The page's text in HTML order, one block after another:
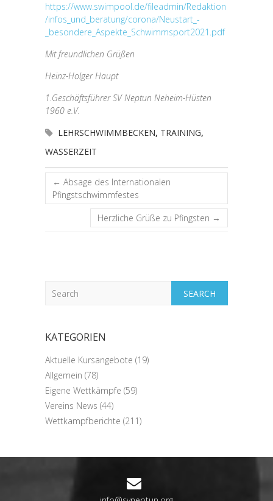
https://www.swimpool.de/fileadmin/Redaktion
/infos_und_beratung/corona/Neustart_-
_besondere_Aspekte_Schwimmsport2021.pdf
Mit freundlichen Grüßen
Heinz-Holger Haupt
1.Geschäftsführer SV Neptun Neheim-Hüsten
1960 e.V.
LEHRSCHWIMMBECKEN, TRAINING,
WASSERZEIT
← Absage des Internationalen
Pfingstschwimmfestes
Herzliche Grüße zu Pfingsten →
Search
KATEGORIEN
Aktuelle Kursangebote (19)
Allgemein (78)
Eigene Wettkämpfe (59)
Vereins News (44)
Wettkampfberichte (211)